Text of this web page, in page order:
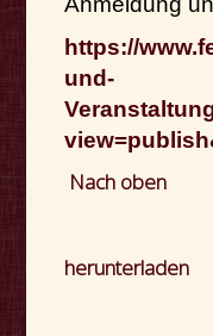
https://
und-
Nach oben
herunterladen